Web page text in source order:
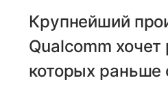
Крупнейший
Qualcomm
которых раньше